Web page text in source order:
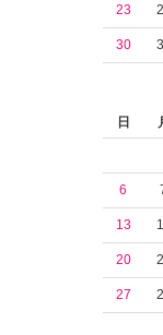
23
30
日
6
13
20
27